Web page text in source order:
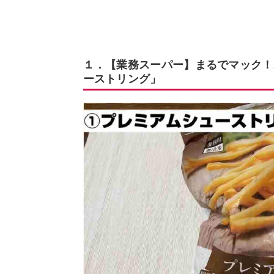
１．【業務スーパー】まるでマック
ーストリング」